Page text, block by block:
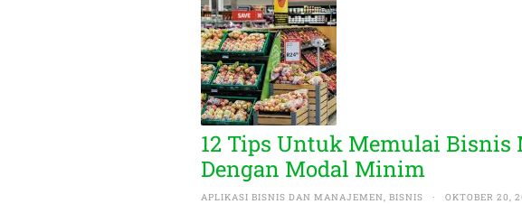
12 Tips Untuk Memulai
Dengan Modal Minim
APLIKASI BISNIS DAN MANAJEMEN, BISNIS · OKTOBER 20,